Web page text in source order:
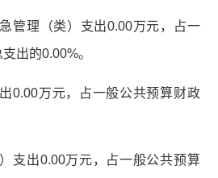
管理（类）支出0.00万元，占一
出的0.00%。
0.00万元，占一般公共预算财政
支出0.00万元，占一般公共预算